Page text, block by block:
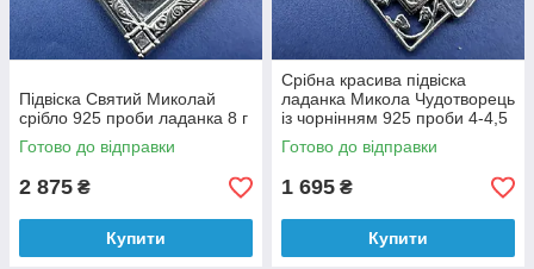
Підвіска Святий Миколай
срібло 925 проби ладанка 8 г
Готово до відправки
2 875 ₴
Купити
Срібна красива підвіска
ладанка Микола Чудотворець
із чорнінням 925 проби 4-4,5
гГотово до відправки
1 695 ₴
Купити